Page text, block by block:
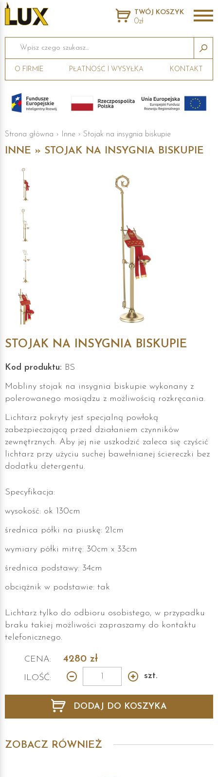
TWÓJ KOSZYK
0zł
Wpisz czego szukasz...
O FIRMIE PŁATNOŚĆ I WYSYŁKA KONTAKT
Strona główna › Inne › Stojak na insygnia biskupie
INNE » STOJAK NA INSYGNIA BISKUPIE
STOJAK NA INSYGNIA BISKUPIE
Kod produktu: BS
Mobliny stojak na insygnia biskupie wykonany z
polerowanego mosiądzu z możliwością rozkręcania.
Lichtarz pokryty jest specjalną powłoką
zabezpieczającą przed działaniem czynników
zewnętrznych. Aby jej nie uszkodzić zaleca się czyścić
lichtarz przy użyciu suchej bawełnianej ściereczki bez
dodatku detergentu.
Specyfikacja:
wysokość: ok 130cm
średnica półki na piuskę: 21cm
wymiary półki mitrę: 30cm x 33cm
średnica podstawy: 34cm
obciążnik w podstawie: tak
Lichtarz tylko do odbioru osobistego, w przypadku
braku takiej możliwości zapraszamy do kontaktu
telefonicznego.
CENA: 4280 zł
ILOŚĆ: szt.
DODAJ DO KOSZYKA
ZOBACZ RÓWNIEŻ